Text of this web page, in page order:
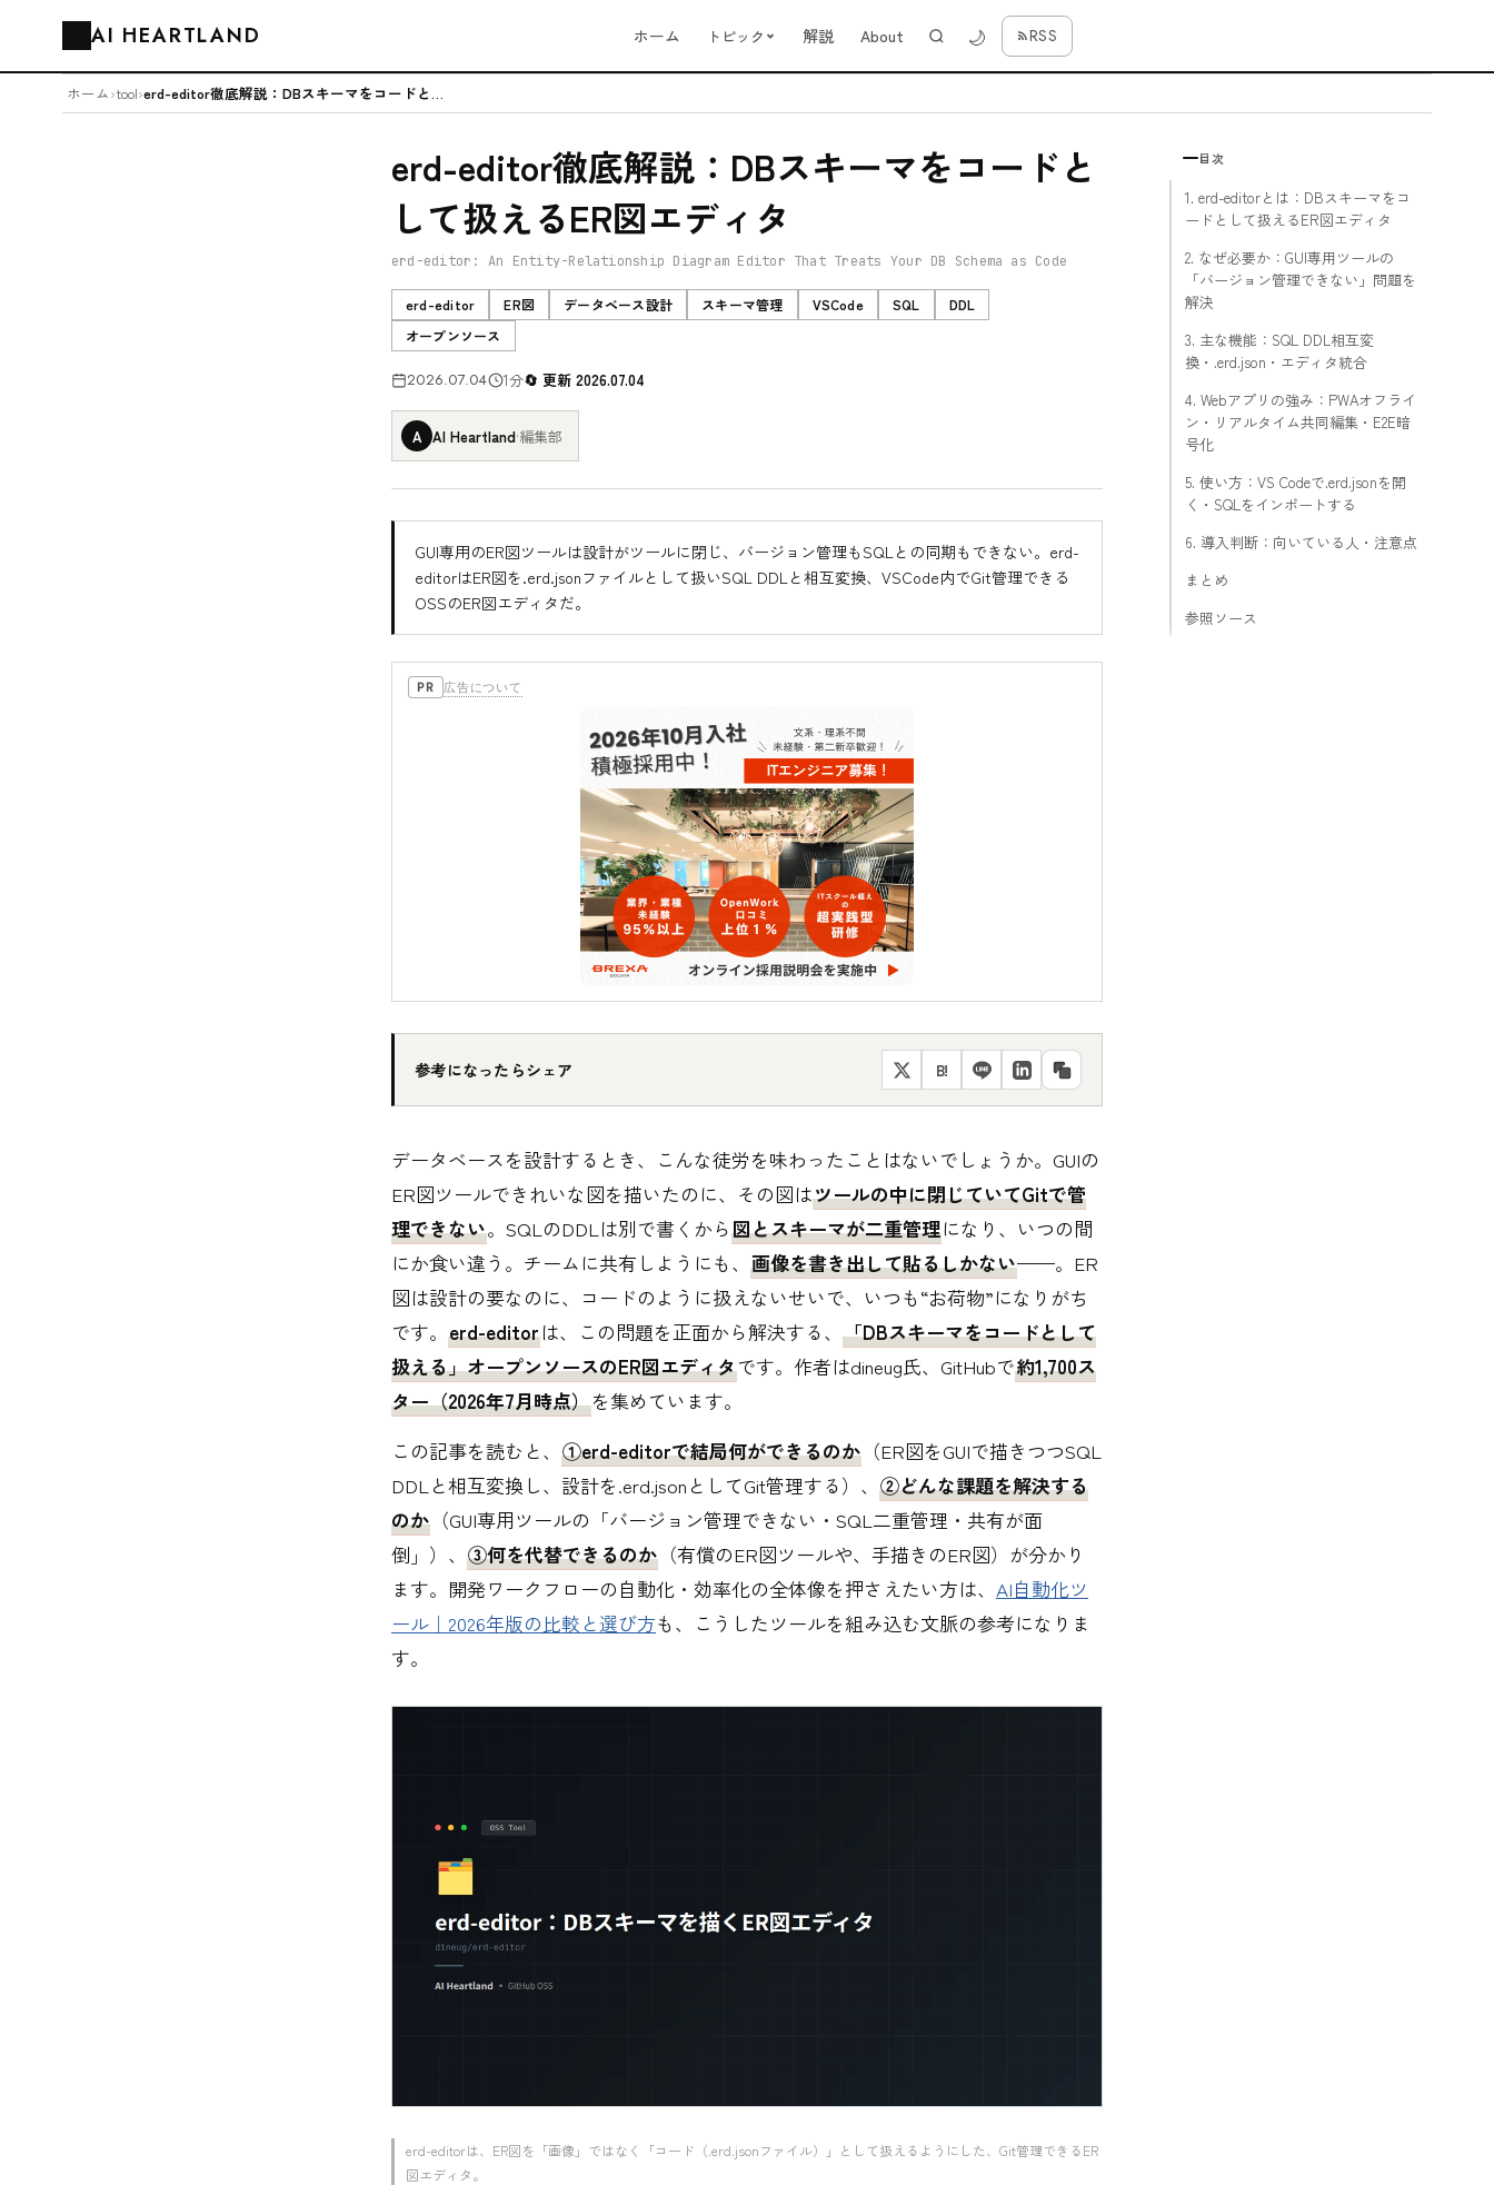
AI HEARTLAND ホーム トピック 解説 About 🌙 RSS
ホーム›tool› erd-editor徹底解説：DBスキーマをコードとして扱えるER図エディタ
erd-editor徹底解説：DBスキーマをコードと
して扱えるER図エディタ
erd-editor: An Entity-Relationship Diagram Editor That Treats Your DB Schema as Code
erd-editor ER図 データベース設計 スキーマ管理 VSCode SQL
DDL
オープンソース
2026.07.04 1分 更新 2026.07.04
A AI Heartland·編集部
GUI専用のER図ツールは設計がツールに閉じ、バージョン管理もSQLとの同期もできない。erd-
editorはER図を.erd.jsonファイルとして扱いSQL DDLと相互変換、VSCode内でGit管理できる
OSSのER図エディタだ。
PR 広告について
参考になったらシェア B!
データベースを設計するとき、こんな徒労を味わったことはないでしょうか。GUIの
ER図ツールできれいな図を描いたのに、その図はツールの中に閉じていてGitで管
理できない。SQLのDDLは別で書くから 図とスキーマが二重管理になり、いつの間
にか食い違う。チームに共有しようにも、 画像を書き出して貼るしかない——。ER
図は設計の要なのに、コードのように扱えないせいで、いつも“お荷物”になりがち
です。 erd-editorは、この問題を正面から解決する、 「DBスキーマをコードとして
扱える」オープンソースのER図エディタです。作者はdineug氏、GitHubで約1,700ス
ター（2026年7月時点）を集めています。
この記事を読むと、 ①erd-editorで結局何ができるのか （ER図をGUIで描きつつSQL
DDLと相互変換し、設計を.erd.jsonとしてGit管理する）、 ②どんな課題を解決する
のか （GUI専用ツールの「バージョン管理できない・SQL二重管理・共有が面
倒」）、 ③何を代替できるのか （有償のER図ツールや、手描きのER図）が分かり
ます。開発ワークフローの自動化・効率化の全体像を押さえたい方は、 AI自動化ツ
ール｜2026年版の比較と選び方も、こうしたツールを組み込む文脈の参考になりま
す。
erd-editorは、ER図を「画像」ではなく「コード（.erd.jsonファイル）」として扱えるようにした、Git管理できるER
図エディタ。
目次
1. erd-editorとは：DBスキーマをコ
ードとして扱えるER図エディタ
2. なぜ必要か：GUI専用ツールの
「バージョン管理できない」問題を
解決
3. 主な機能：SQL DDL相互変
換・.erd.json・エディタ統合
4. Webアプリの強み：PWAオフライ
ン・リアルタイム共同編集・E2E暗
号化
5. 使い方：VS Codeで.erd.jsonを開
く・SQLをインポートする
6. 導入判断：向いている人・注意点
まとめ
参照ソース